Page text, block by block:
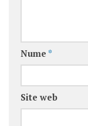
Nume *
Site web